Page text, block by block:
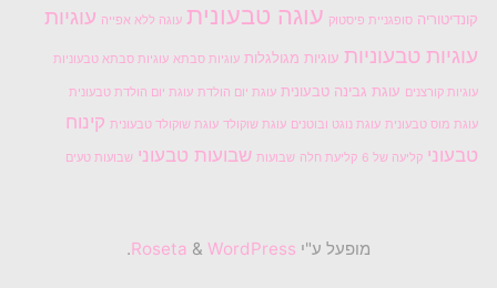
קונדיטוריה סופגניית פיסטוק עוגה טבעונית עוגה ללא אפייה עוגיות
עוגיות טבעוניות עוגיות מגולגלות עוגיות סבתא עוגיות סבתא טבעוניות
עוגיות קורצנים עוגת גבינה טבעונית עוגת יום הולדת עוגת יום הולדת טבעונית
עוגת מוס טבעונית עוגת נוגט ובוטנים עוגת שוקולד עוגת שוקולד טבעונית קינוח
טבעוני קליעה של 6 קליעת חלה שבועות שבועות טבעוני שבועות טעים
מופעל ע"י & WordPress
.